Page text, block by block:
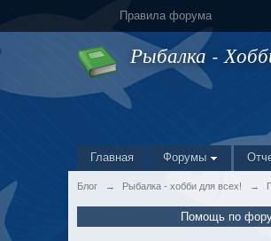
Правила форума
Рыбалка -
Главная Форумы
Блог → Рыбалка - хобби для всех! →
Помощь по